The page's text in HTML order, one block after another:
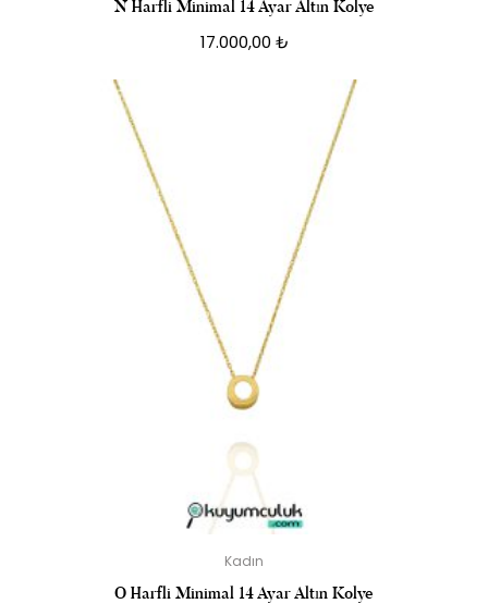
N Harfli Minimal 14 Ayar Altın Kolye
17.000,00 ₺
Kadın
O Harfli Minimal 14 Ayar Altın Kolye